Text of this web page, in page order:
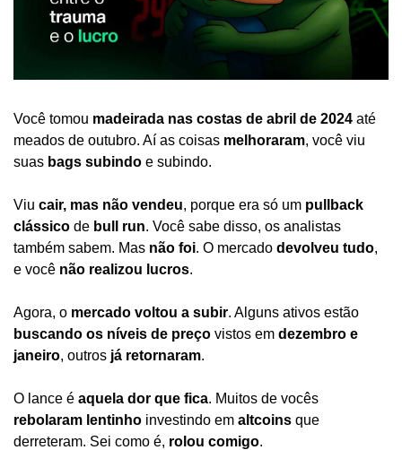
Você tomou madeirada nas costas de abril de 2024 até
meados de outubro. Aí as coisas melhoraram, você viu
suas bags subindo e subindo.
Viu cair, mas não vendeu, porque era só um pullback
clássico de bull run. Você sabe disso, os analistas
também sabem. Mas não foi. O mercado devolveu tudo,
e você não realizou lucros.
Agora, o mercado voltou a subir
buscando os níveis de preço vistos em dezembro e
janeiro, outros já retornaram.
O lance é aquela dor que fica
rebolaram lentinho investindo em altcoins que
derreteram. Sei como é, rolou comigo.